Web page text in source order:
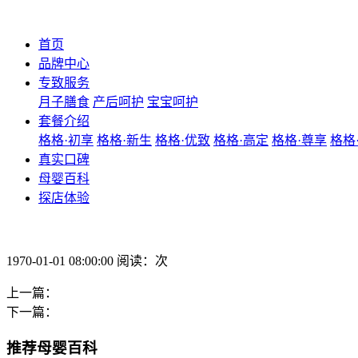
首页
品牌中心
专致服务
月子膳食 产后呵护 宝宝呵护
套餐介绍
格格·初享 格格·新生 格格·优致 格格·高定 格格·尊享 格格
真实口碑
母婴百科
探店体验
1970-01-01 08:00:00 阅读：次
上一篇：
下一篇：
推荐母婴百科